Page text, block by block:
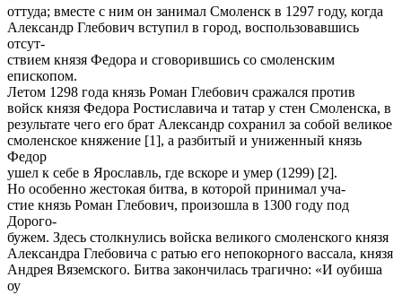
оттуда; вместе с ним он занимал Смоленск в 1297 году, когда
Александр Глебович вступил в город, воспользовавшись
отсут-
ствием князя Федора и сговорившись со смоленским
епископом.
Летом 1298 года князь Роман Глебович сражался против
войск князя Федора Ростиславича и татар у стен Смоленска, в
результате чего его брат Александр сохранил за собой великое
смоленское княжение [1], а разбитый и униженный князь
Федор
ушел к себе в Ярославль, где вскоре и умер (1299) [2].
Но особенно жестокая битва, в которой принимал уча-
стие князь Роман Глебович, произошла в 1300 году под
Дорого-
бужем. Здесь столкнулись войска великого смоленского князя
Александра Глебовича с ратью его непокорного вассала, князя
Андрея Вяземского. Битва закончилась трагично: «И оубиша
оу